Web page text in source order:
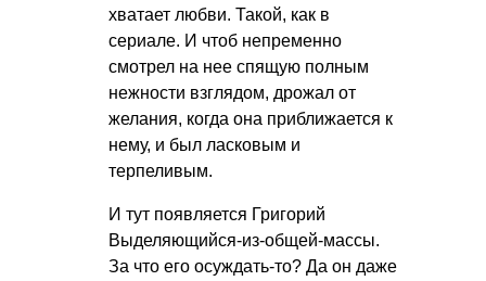
хватает любви. Такой, как в
сериале. И чтоб непременно
смотрел на нее спящую полным
нежности взглядом, дрожал от
желания, когда она приближается к
нему, и был ласковым и
терпеливым.
И тут появляется Григорий
Выделяющийся-из-общей-массы.
За что его осуждать-то? Да он даже